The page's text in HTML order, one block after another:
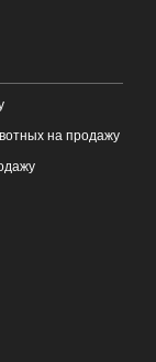
на продажу